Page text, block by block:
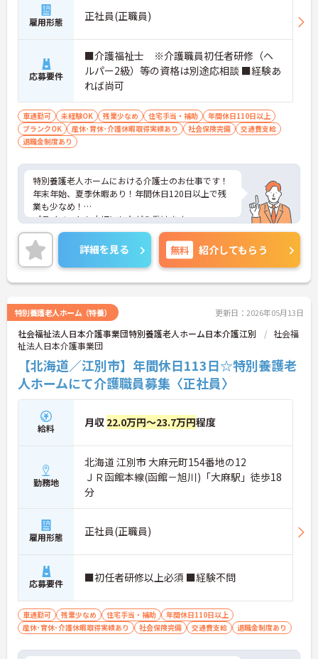
雇用形態 正社員(正職員)
応募要件
■介護福祉士 ※介護職員初任者研修（ヘ
ルパー2級）等の資格は別途応相談 ■経験あ
れば尚可
車通勤可 未経験OK 残業少なめ 住宅手当・補助
年間休日110日以上
ブランクOK
産休･育休･介護休暇取得実績あり 社会保険完備
交通費支給
退職金制度あり
特別養護老人ホームにおける介護士のお仕事です！
年末年始、夏季休暇あり！年間休日120日以上で残
業も少なめ！
プライベートも大切にしながら働けます。
ご興味ある方には、面接のポイントなど、さらに詳
細をお話致しますのでお気軽にご相談ください。
詳細を見る 無料 紹介してもらう
特別養護老人ホーム（特養） 更新日：2026年05月13日
社会福祉法人日本介護事業団特別養護老人ホーム日本介護江別
社会福
祉法人日本介護事業団
【北海道／江別市】年間休日113日☆特別養護老
人ホームにて介護職員募集〈正社員〉
給料 月収 22.0万円～23.7万円程度
勤務地
北海道 江別市 大麻元町154番地の12
ＪＲ函館本線(函館－旭川)「大麻駅」徒歩18
分
雇用形態 正社員(正職員)
応募要件 ■初任者研修以上必須 ■経験不問
車通勤可 残業少なめ 住宅手当・補助
年間休日110日以上
産休･育休･介護休暇取得実績あり
社会保険完備 交通費支給 退職金制度あり